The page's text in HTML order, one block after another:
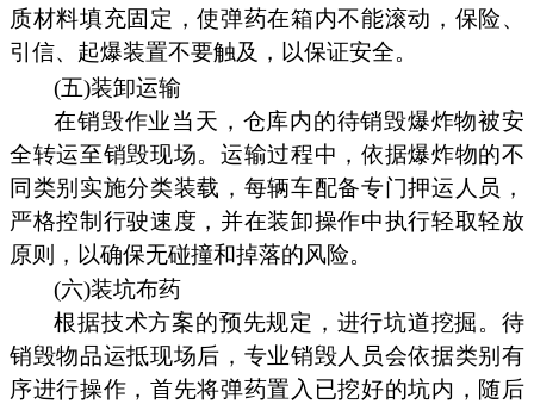
质材料填充固定，使弹药在箱内不能滚动，保险、
引信、起爆装置不要触及，以保证安全。
(五)装卸运输
在销毁作业当天，仓库内的待销毁爆炸物被安
全转运至销毁现场。运输过程中，依据爆炸物的不
同类别实施分类装载，每辆车配备专门押运人员，
严格控制行驶速度，并在装卸操作中执行轻取轻放
原则，以确保无碰撞和掉落的风险。
(六)装坑布药
根据技术方案的预先规定，进行坑道挖掘。待
销毁物品运抵现场后，专业销毁人员会依据类别有
序进行操作，首先将弹药置入已挖好的坑内，随后